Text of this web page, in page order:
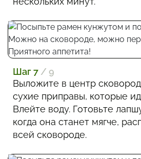
Шаг 7 / 9
Выложите в центр
сухие приправы, которые
Влейте воду. Готовьте
когда она станет мягче,
всей сковороде.